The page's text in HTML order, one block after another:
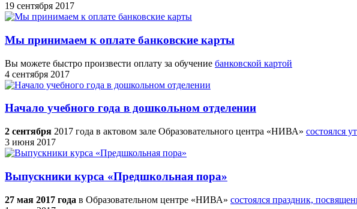
19 сентября 2017
Мы принимаем к оплате банковские карты
Вы можете быстро произвести оплату за обучение банковской картой
4 сентября 2017
Начало учебного года в дошкольном отделении
2 сентября 2017 года в актовом зале Образовательного центра «НИВА» состоялся
3 июня 2017
Выпускники курса «Предшкольная пора»
27 мая 2017 года в Образовательном центре «НИВА» состоялся праздник,